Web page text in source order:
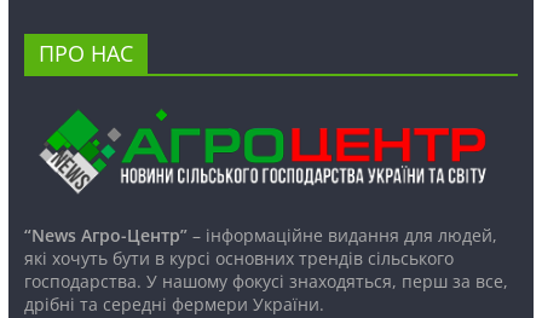
ПРО НАС
“News Агро-Центр”– інформаційне видання для людей,
які хочуть бути в курсі основних трендів сільського
господарства. У нашому фокусі знаходяться, перш за все,
дрібні та середні фермери України.